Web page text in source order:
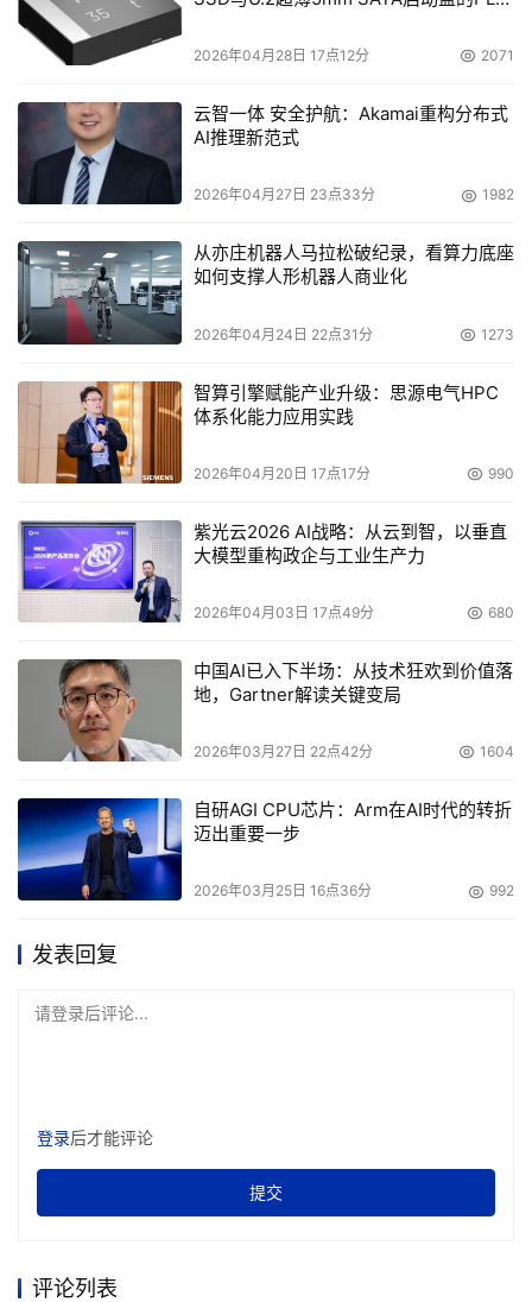
2026年04月28日 17点12分 2071
云智一体 安全护航：Akamai重构分布式
AI推理新范式
2026年04月27日 23点33分 1982
从亦庄机器人马拉松破纪录，看算力底座
如何支撑人形机器人商业化
2026年04月24日 22点31分 1273
智算引擎赋能产业升级：思源电气HPC
体系化能力应用实践
2026年04月20日 17点17分 990
紫光云2026 AI战略：从云到智，以垂直
大模型重构政企与工业生产力
2026年04月03日 17点49分 680
中国AI已入下半场：从技术狂欢到价值落
地，Gartner解读关键变局
2026年03月27日 22点42分 1604
自研AGI CPU芯片：Arm在AI时代的转折
迈出重要一步
2026年03月25日 16点36分 992
发表回复
请登录后评论...
登录后才能评论
提交
评论列表